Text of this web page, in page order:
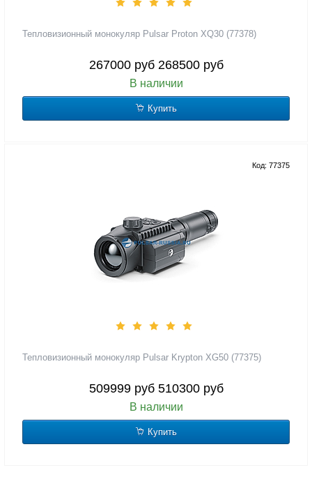
Тепловизионный монокуляр Pulsar Proton XQ30 (77378)
267000 руб 268500 руб
В наличии
Купить
Код: 77375
Тепловизионный монокуляр Pulsar Krypton XG50 (77375)
509999 руб 510300 руб
В наличии
Купить